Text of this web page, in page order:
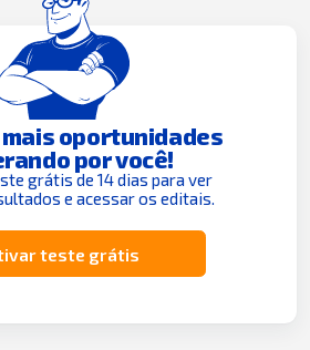
mais oportunidades
por você!
grátis de 14 dias para ver
e acessar os editais.
teste grátis